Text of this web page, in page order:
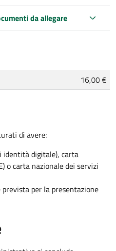
da allegare
16,00 €
di avere:
identità digitale), carta
o carta nazionale dei servizi
per la presentazione